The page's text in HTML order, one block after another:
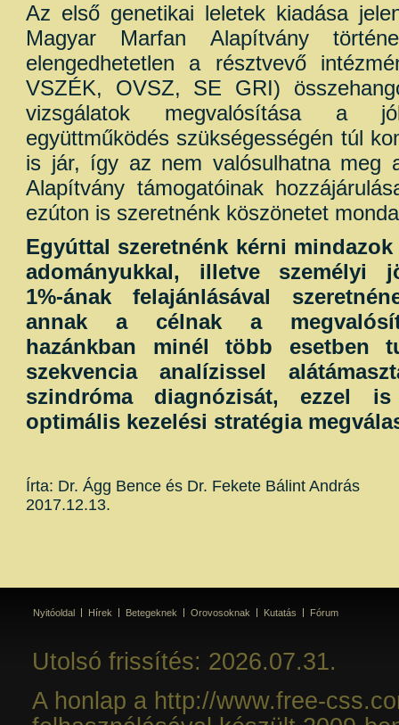
Az első genetikai leletek kiadása
Magyar Marfan Alapítvány
elengedhetetlen a résztvevő
VSZÉK, OVSZ, SE GRI)
vizsgálatok megvalósítása a
együttműködés szükségességén túl
is jár, így az nem valósulhatna meg
Alapítvány támogatóinak
ezúton is szeretnénk köszönetet
Egyúttal szeretnénk kérni
adományukkal, illetve személyi
1%-ának felajánlásával
annak a célnak a
hazánkban minél több esetben
szekvencia analízissel
szindróma diagnózisát, ezzel
optimális kezelési stratégia
Írta: Dr. Ágg Bence és Dr. Fekete Bálint András
2017.12.13.
Nyitóoldal Hírek Betegeknek Orovosoknak Kutatás Fórum
Utolsó frissítés: 2026.07.31.
A honlap a http://www.free-